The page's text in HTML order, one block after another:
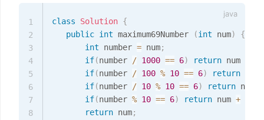
class Solution {
public int maximum69Number (int num)
{
int number = num;
if(number / 1000 == 6) return num
if(number / 100 % 10 == 6) return
if(number / 10 % 10 == 6) return num
if(number % 10 == 6) return num +
return num;
1
2
3
4
5
6
7
8